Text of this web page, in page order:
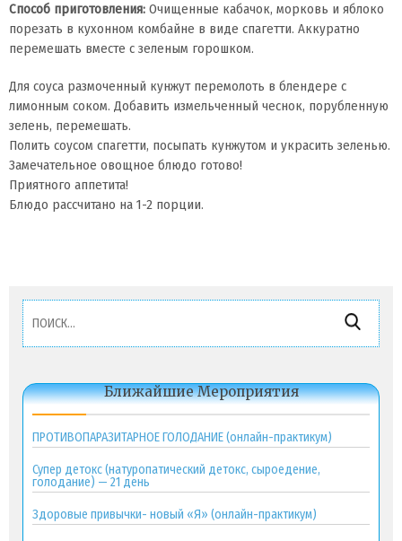
Способ приготовления: Очищенные кабачок, морковь и яблоко
порезать в кухонном комбайне в виде спагетти. Аккуратно
перемешать вместе с зеленым горошком.
Для соуса размоченный кунжут перемолоть в блендере с
лимонным соком. Добавить измельченный чеснок, порубленную
зелень, перемешать.
Полить соусом спагетти, посыпать кунжутом и украсить зеленью.
Замечательное овощное блюдо готово!
Приятного аппетита!
Блюдо рассчитано на 1-2 порции.
Найти:
Ближайшие Мероприятия
ПРОТИВОПАРАЗИТАРНОЕ ГОЛОДАНИЕ (онлайн-практикум)
Супер детокс (натуропатический детокс, сыроедение,
голодание) — 21 день
Здоровые привычки- новый «Я» (онлайн-практикум)